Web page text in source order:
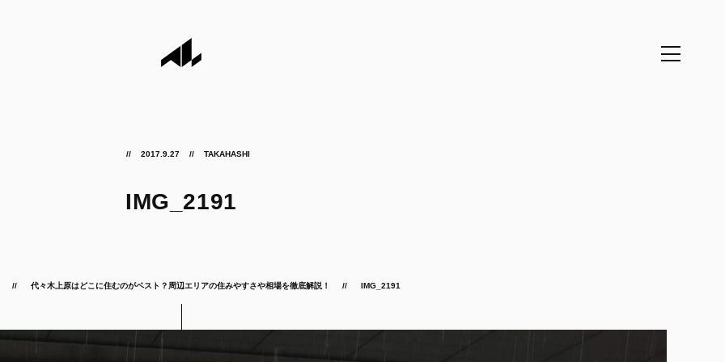
2017.9.27 TAKAHASHI
IMG_2191
代々木上原はどこに住むのがベスト？周辺エリアの住みやすさや相場を徹底解説！ IMG_2191